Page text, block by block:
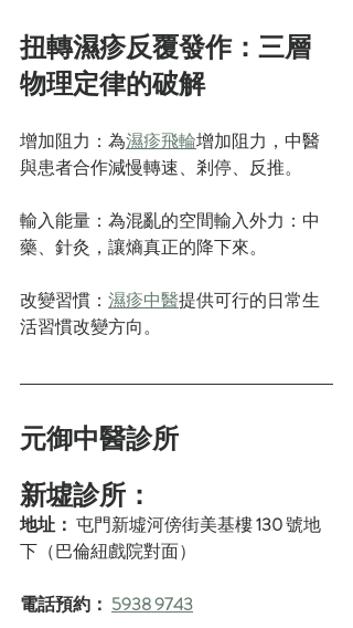
扭轉濕疹反覆發作：三層
物理定律的破解
增加阻力：為濕疹飛輪增加阻力，中醫
與患者合作減慢轉速、剎停、反推。
輸入能量：為混亂的空間輸入外力：中
藥、針灸，讓熵真正的降下來。
改變習慣： 濕疹中醫提供可行的日常生
活習慣改變方向。
元御中醫診所
新墟診所：
地址： 屯門新墟河傍街美基樓 130 號地
下（巴倫紐戲院對面）
電話預約： 5938 9743